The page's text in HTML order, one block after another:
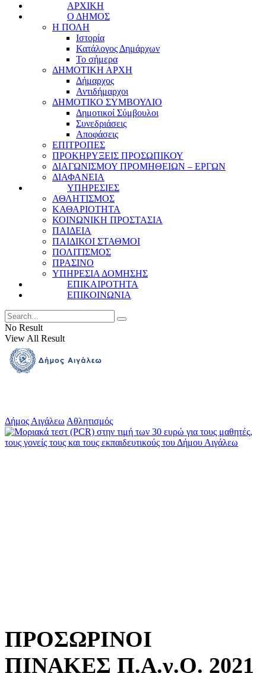
ΑΡΧΙΚΗ
Ο ΔΗΜΟΣ
Η ΠΟΛΗ
Ιστορία
Κατάλογος Δημάρχων
Το σήμερα
ΔΗΜΟΤΙΚΗ ΑΡΧΗ
Δήμαρχος
Αντιδήμαρχοι
ΔΗΜΟΤΙΚΟ ΣΥΜΒΟΥΛΙΟ
Δημοτικοί Σύμβουλοι
Συνεδριάσεις
Αποφάσεις
ΕΠΙΤΡΟΠΕΣ
ΠΡΟΚΗΡΥΞΕΙΣ ΠΡΟΣΩΠΙΚΟΥ
ΔΙΑΓΩΝΙΣΜΟΥ ΠΡΟΜΗΘΕΙΩΝ – ΕΡΓΩΝ
ΔΙΑΦΑΝΕΙΑ
ΥΠΗΡΕΣΙΕΣ
ΑΘΛΗΤΙΣΜΟΣ
ΚΑΘΑΡΙΟΤΗΤΑ
ΚΟΙΝΩΝΙΚΗ ΠΡΟΣΤΑΣΙΑ
ΠΑΙΔΕΙΑ
ΠΑΙΔΙΚΟΙ ΣΤΑΘΜΟΙ
ΠΟΛΙΤΙΣΜΟΣ
ΠΡΑΣΙΝΟ
ΥΠΗΡΕΣΙΑ ΔΟΜΗΣΗΣ
ΕΠΙΚΑΙΡΟΤΗΤΑ
ΕΠΙΚΟΙΝΩΝΙΑ
No Result
View All Result
Δήμος Αιγάλεω Αθλητισμός
ΠΡΟΣΩΡΙΝΟΙ
ΠΙΝΑΚΕΣ Π.Α.γ.Ο. 2021